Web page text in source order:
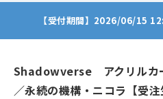
【受付期間】2026/06/15
Shadowverse アクリルカ
／永続の機構・ニコラ【受注